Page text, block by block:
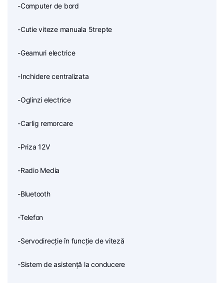
-Computer de bord
-Cutie viteze manuala 5trepte
-Geamuri electrice
-Inchidere centralizata
-Oglinzi electrice
-Carlig remorcare
-Priza 12V
-Radio Media
-Bluetooth
-Telefon
-Servodirecție în funcție de viteză
-Sistem de asistență la conducere